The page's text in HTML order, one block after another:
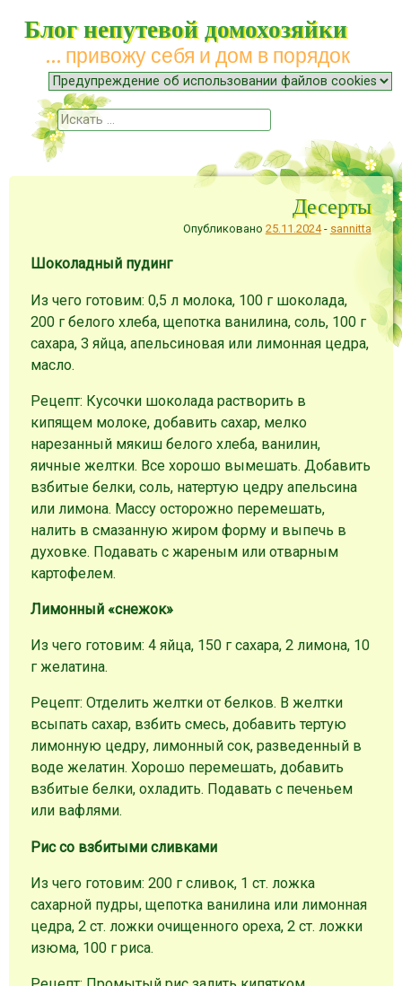
Блог непутевой домохозяйки
… привожу себя и дом в порядок
Меню
Наверх
Поиск
Десерты
Опубликовано 25.11.2024- sannitta
Шоколадный пудинг
Из чего готовим: 0,5 л молока, 100 г шоколада,
200 г белого хлеба, щепотка ванилина, соль, 100 г
сахара, 3 яйца, апельсиновая или лимонная цедра,
масло.
Рецепт: Кусочки шоколада растворить в
кипящем молоке, добавить сахар, мелко
нарезанный мякиш белого хлеба, ванилин,
яичные желтки. Все хорошо вымешать. Добавить
взбитые белки, соль, натертую цедру апельсина
или лимона. Массу осторожно перемешать,
налить в смазанную жиром форму и выпечь в
духовке. Подавать с жареным или отварным
картофелем.
Лимонный «снежок»
Из чего готовим: 4 яйца, 150 г сахара, 2 лимона, 10
г желатина.
Рецепт: Отделить желтки от белков. В желтки
всыпать сахар, взбить смесь, добавить тертую
лимонную цедру, лимонный сок, разведенный в
воде желатин. Хорошо перемешать, добавить
взбитые белки, охладить. Подавать с печеньем
или вафлями.
Рис со взбитыми сливками
Из чего готовим: 200 г сливок, 1 ст. ложка
сахарной пудры, щепотка ванилина или лимонная
цедра, 2 ст. ложки очищенного ореха, 2 ст. ложки
изюма, 100 г риса.